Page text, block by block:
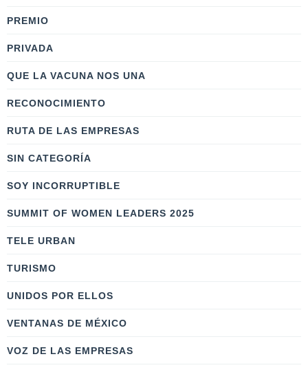
PREMIO
PRIVADA
QUE LA VACUNA NOS UNA
RECONOCIMIENTO
RUTA DE LAS EMPRESAS
SIN CATEGORÍA
SOY INCORRUPTIBLE
SUMMIT OF WOMEN LEADERS 2025
TELE URBAN
TURISMO
UNIDOS POR ELLOS
VENTANAS DE MÉXICO
VOZ DE LAS EMPRESAS